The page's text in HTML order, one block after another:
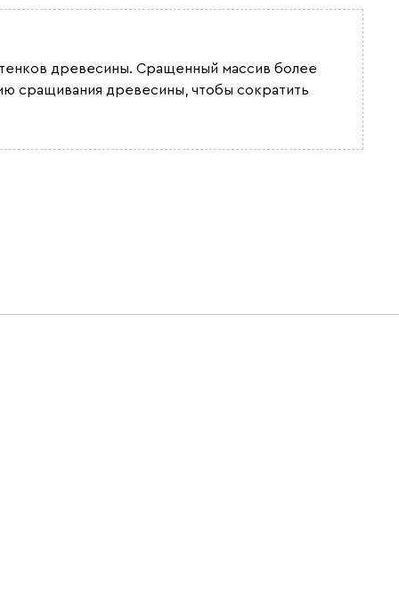
Олива Песочный Синий
древесины. Сращенный массив более
сращивания древесины, чтобы сократить